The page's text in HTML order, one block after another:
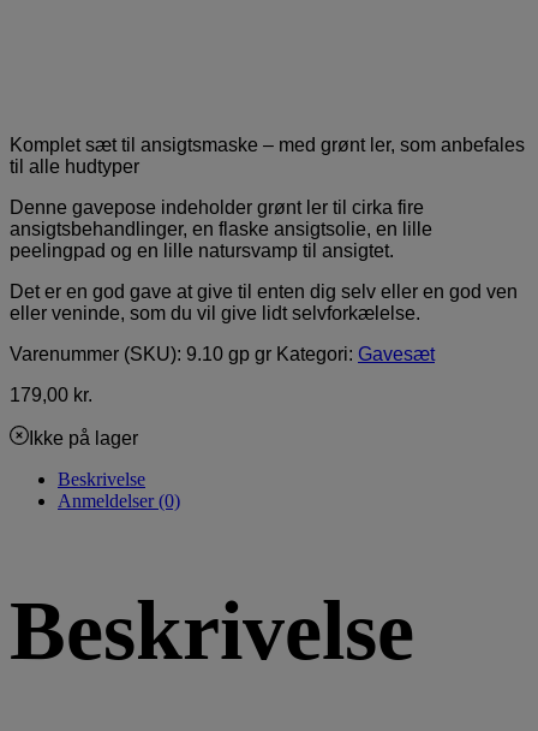
Komplet sæt til ansigtsmaske – med grønt ler, som anbefales
til alle hudtyper
Denne gavepose indeholder grønt ler til cirka fire
ansigtsbehandlinger, en flaske ansigtsolie, en lille
peelingpad og en lille natursvamp til ansigtet.
Det er en god gave at give til enten dig selv eller en god ven
eller veninde, som du vil give lidt selvforkælelse.
Varenummer (SKU): 9.10 gp gr Kategori: Gavesæt
179,00 kr.
Ikke på lager
Beskrivelse
Anmeldelser (0)
Beskrivelse